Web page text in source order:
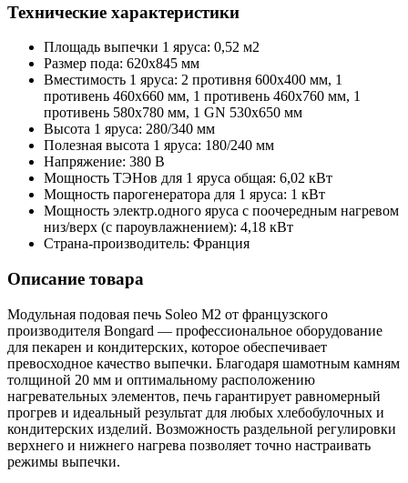
Технические характеристики
Площадь выпечки 1 яруса: 0,52 м2
Размер пода: 620х845 мм
Вместимость 1 яруса: 2 противня 600x400 мм, 1
противень 460х660 мм, 1 противень 460х760 мм, 1
противень 580х780 мм, 1 GN 530х650 мм
Высота 1 яруса: 280/340 мм
Полезная высота 1 яруса: 180/240 мм
Напряжение: 380 В
Мощность ТЭНов для 1 яруса общая: 6,02 кВт
Мощность парогенератора для 1 яруса: 1 кВт
Мощность электр.одного яруса с поочередным нагревом
низ/верх (с пароувлажнением): 4,18 кВт
Страна-производитель: Франция
Описание товара
Модульная подовая печь Soleo M2 от французского
производителя Bongard — профессиональное оборудование
для пекарен и кондитерских, которое обеспечивает
превосходное качество выпечки. Благодаря шамотным камням
толщиной 20 мм и оптимальному расположению
нагревательных элементов, печь гарантирует равномерный
прогрев и идеальный результат для любых хлебобулочных и
кондитерских изделий. Возможность раздельной регулировки
верхнего и нижнего нагрева позволяет точно настраивать
режимы выпечки.